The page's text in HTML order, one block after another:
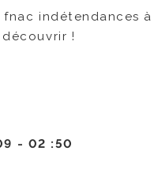
indétendances
découvrir !
- 02 :50